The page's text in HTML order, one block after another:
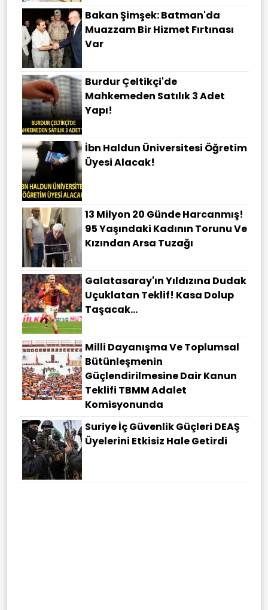
Bakan Şimşek: Batman'da
Muazzam Bir Hizmet Fırtınası
Var
Burdur Çeltikçi'de
Mahkemeden Satılık 3 Adet
Yapı!
İbn Haldun Üniversitesi Öğretim
Üyesi Alacak!
13 Milyon 20 Günde Harcanmış!
95 Yaşındaki Kadının Torunu Ve
Kızından Arsa Tuzağı
Galatasaray'ın Yıldızına Dudak
Uçuklatan Teklif! Kasa Dolup
Taşacak...
Milli Dayanışma Ve Toplumsal
Bütünleşmenin
Güçlendirilmesine Dair Kanun
Teklifi TBMM Adalet
Komisyonunda
Suriye İç Güvenlik Güçleri DEAŞ
Üyelerini Etkisiz Hale Getirdi